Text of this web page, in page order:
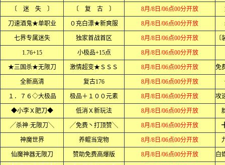
〔 迷 失 〕 〔 复 古 〕 8月/8日/06点00分开放
刀速酒鬼★单职业 ０充白漂★新爽服 8月/8日/06点00分开放
七界专属迷失 独家首战首区 8月/8日/06点00分开放
1.76+15 小极品+15点 8月/8日/06点00分开放
★三国杀★无限刀 激情超变★ＳＳＳ 8月/8日/06点00分开放
全新高清 复古176 8月/8日/06点00分开放
１．７６◇大极品 极品＋１００元素 8月/8日/06点00分开放
◆小李Ｘ肥刀◆ 低消Ｘ新玩法 8月/8日/06点00分开放
╱杀神·无限刀╲ ╱免费丶打顶赞╲ 8月/8日/06点00分开放
神魔世界 养鲲当宠物 8月/8日/06点00分开放
仙魔神器无限刀 赞助免费高爆版 8月/8日/06点00分开放